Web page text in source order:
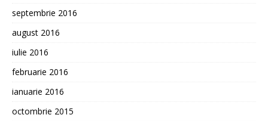
septembrie 2016
august 2016
iulie 2016
februarie 2016
ianuarie 2016
octombrie 2015